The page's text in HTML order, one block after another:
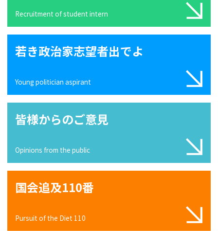
Recruitment of student intern
若き政治家志望者出でよ
Young politician aspirant
皆様からのご意見
Opinions from the public
国会追及110番
Pursuit of the Diet 110